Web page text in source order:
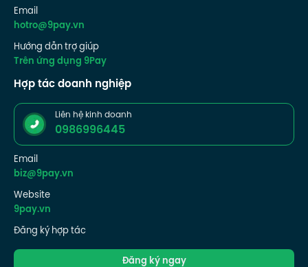
Email
hotro@9pay.vn
Hướng dẫn trợ giúp
Trên ứng dụng 9Pay
Hợp tác doanh nghiệp
Liên hệ kinh doanh
0986996445
Email
biz@9pay.vn
Website
9pay.vn
Đăng ký hợp tác
Đăng ký ngay